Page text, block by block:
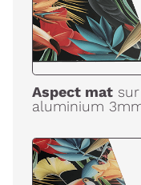
Aspect mat sur
aluminium